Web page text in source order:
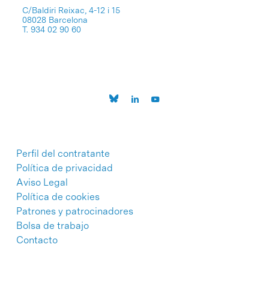
C/Baldiri Reixac, 4-12 i 15
08028 Barcelona
T. 934 02 90 60
Perfil del contratante
Política de privacidad
Aviso Legal
Política de cookies
Patrones y patrocinadores
Bolsa de trabajo
Contacto